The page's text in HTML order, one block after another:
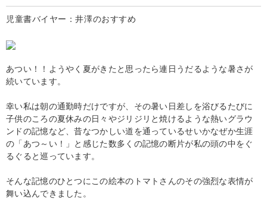
児童書バイヤー：井澤のおすすめ
あつい！！ようやく夏がきたと思ったら連日うだるような暑さが
続いています。
幸い私は朝の通勤時だけですが、その暑い日差しを浴びるたびに
子供のころの夏休みの日々やジリジリと焼けるような熱いグラウ
ンドの記憶など、昔なつかしい道を通っているせいかなぜか生涯
の「あつ～い！」と感じた数多くの記憶の断片が私の頭の中をぐ
るぐると巡っています。
そんな記憶のひとつにこの絵本のトマトさんのその強烈な表情が
舞い込んできました。